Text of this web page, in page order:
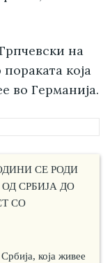
на
која
во Германија.
СЕ РОДИ
СРБИЈА ДО
СО
која живее